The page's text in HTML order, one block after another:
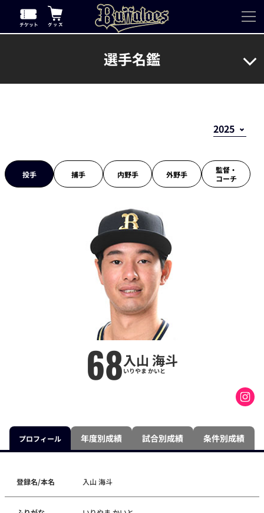
選手名鑑
投手 捕手 内野手 外野手
監督・
コーチ
68入山 海斗
いりやま かいと
プロフィール 年度別成績 試合別成績 条件別成績
登録名/本名 入山 海斗